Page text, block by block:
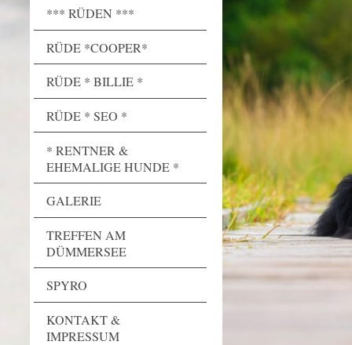
*** RÜDEN ***
RÜDE *COOPER*
RÜDE * BILLIE *
RÜDE * SEO *
* RENTNER &
EHEMALIGE HUNDE *
GALERIE
TREFFEN AM
DÜMMERSEE
SPYRO
KONTAKT &
IMPRESSUM